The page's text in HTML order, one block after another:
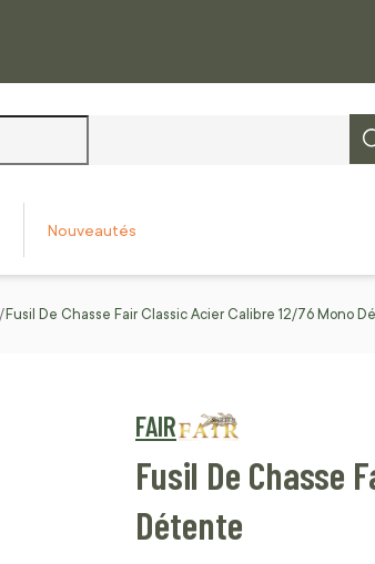
Nouveautés
Fusil De Chasse Fair Classic Acier Calibre 12/76 Mono
FAIR
Fusil De Chasse
Détente